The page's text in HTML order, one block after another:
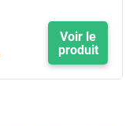
Voir le
produit